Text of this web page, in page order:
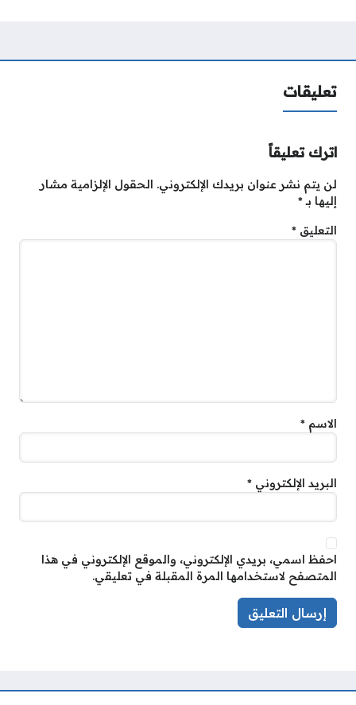
تعليقات
اترك تعليقاً
لن يتم نشر عنوان بريدك الإلكتروني. الحقول الإلزامية مشار
إليها بـ*
التعليق *
الاسم *
البريد الإلكتروني *
احفظ اسمي، بريدي الإلكتروني، والموقع الإلكتروني في هذا
المتصفح لاستخدامها المرة المقبلة في تعليقي.